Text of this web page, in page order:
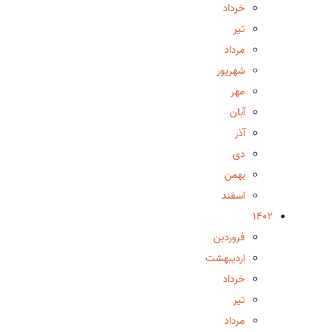
خرداد
تیر
مرداد
شهریور
مهر
آبان
آذر
دی
بهمن
اسفند
1402
فروردین
اردیبهشت
خرداد
تیر
مرداد